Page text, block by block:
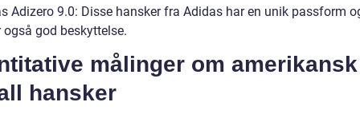
Adizero 9.0: Disse hansker fra Adidas har en unik passform
god beskyttelse.
målinger om amerikansk
hansker